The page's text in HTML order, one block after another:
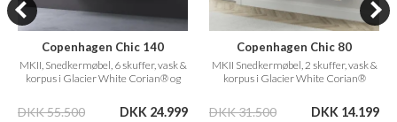
Copenhagen Chic 140
MKII, Snedkermøbel, 6 skuffer, vask &
korpus i Glacier White Corian® og
DKK 55.500 DKK 24.999
Copenhagen Chic 80
MKII Snedkermøbel, 2 skuffer, vask &
korpus i Glacier White Corian®
DKK 31.500 DKK 14.199